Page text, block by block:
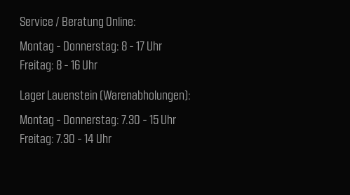
Service / Beratung Online:
Montag - Donnerstag: 8 - 17 Uhr
Freitag: 8 - 16 Uhr
Lager Lauenstein (Warenabholungen):
Montag - Donnerstag: 7.30 - 15 Uhr
Freitag: 7.30 - 14 Uhr